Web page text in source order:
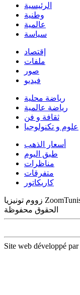
الرئيسية
وطنية
عالمية
سياسة
إقتصاد
ملفات
صور
فيديو
رياضة محلية
رياضة عالمية
ثقافة و فن
علوم و تكنولوجيا
أسعار الذهب
طبق اليوم
مناظرات
متفرقات
كاريكاتور
زووم تونيزيا ZoomTunisia.tn جريدة إلكترونية جامعة - © 2019 جميع
الحقوق محفوظة
Site web développé par